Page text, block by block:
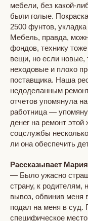
мебели, без какой-
были голые. Покраска
2500 фунтов,
Мебель, правда,
фондов, технику
вещи, но если новые,
неходовые и плохо
поставщика. Наша
недоделанным
отчетов упомянула
работница —
денег на ремонт
соцслужбы
ли она обеспечить
Рассказывает
— Было ужасно
страну, к родителям,
вывоз, обвинив меня
подал на меня в суд.
специфическое